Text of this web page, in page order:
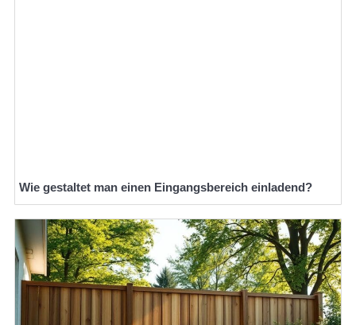
Wie gestaltet man einen Eingangsbereich einladend?